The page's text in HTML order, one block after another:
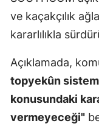
ve kaçakçılık
kararlılıkla
Açıklamada,
topyekûn
konusundaki
vermeyeceği"